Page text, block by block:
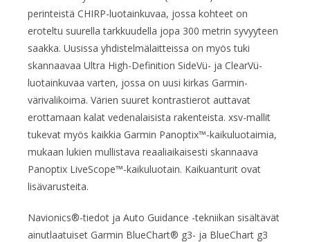
perinteistä CHIRP-luotainkuvaa, jossa kohteet on
eroteltu suurella tarkkuudella jopa 300 metrin syvyyteen
saakka. Uusissa yhdistelmälaitteissa on myös tuki
skannaavaa Ultra High-Definition SideVü- ja ClearVü-
luotainkuvaa varten, jossa on uusi kir­kas Garmin-
värivalikoima. Värien suuret kontrastierot auttavat
erottamaan kalat vedenalaisista raken­teis­ta. xsv-mallit
tukevat myös kaikkia Garmin Panoptix™-kaikuluotaimia,
mukaan lukien mullistava reaaliaikaisesti skannaava
Panoptix LiveScope™-kaikuluotain. Kaikuanturit ovat
lisävarusteita.
Navionics®-tiedot ja Auto Guidance -tekniikan sisältävät
ainutlaatuiset Garmin BlueChart® g3- ja BlueChart g3